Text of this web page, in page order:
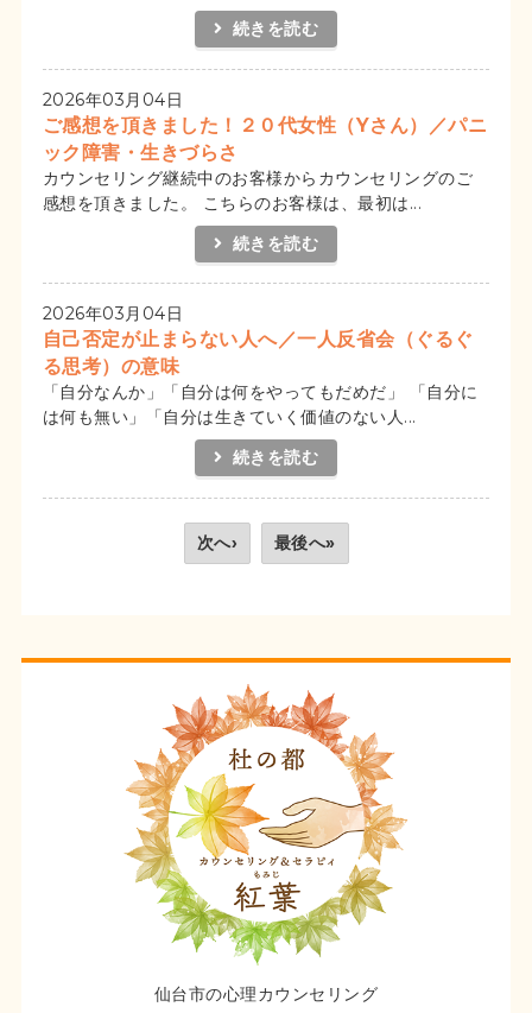
続きを読む
2026年03月04日
ご感想を頂きました！２０代女性（Yさん）／パニ
ック障害・生きづらさ
カウンセリング継続中のお客様からカウンセリングのご
感想を頂きました。 こちらのお客様は、最初は...
続きを読む
2026年03月04日
自己否定が止まらない人へ／一人反省会（ぐるぐ
る思考）の意味
「自分なんか」「自分は何をやってもだめだ」 「自分に
は何も無い」「自分は生きていく価値のない人...
続きを読む
次へ› 最後へ»
仙台市の心理カウンセリング